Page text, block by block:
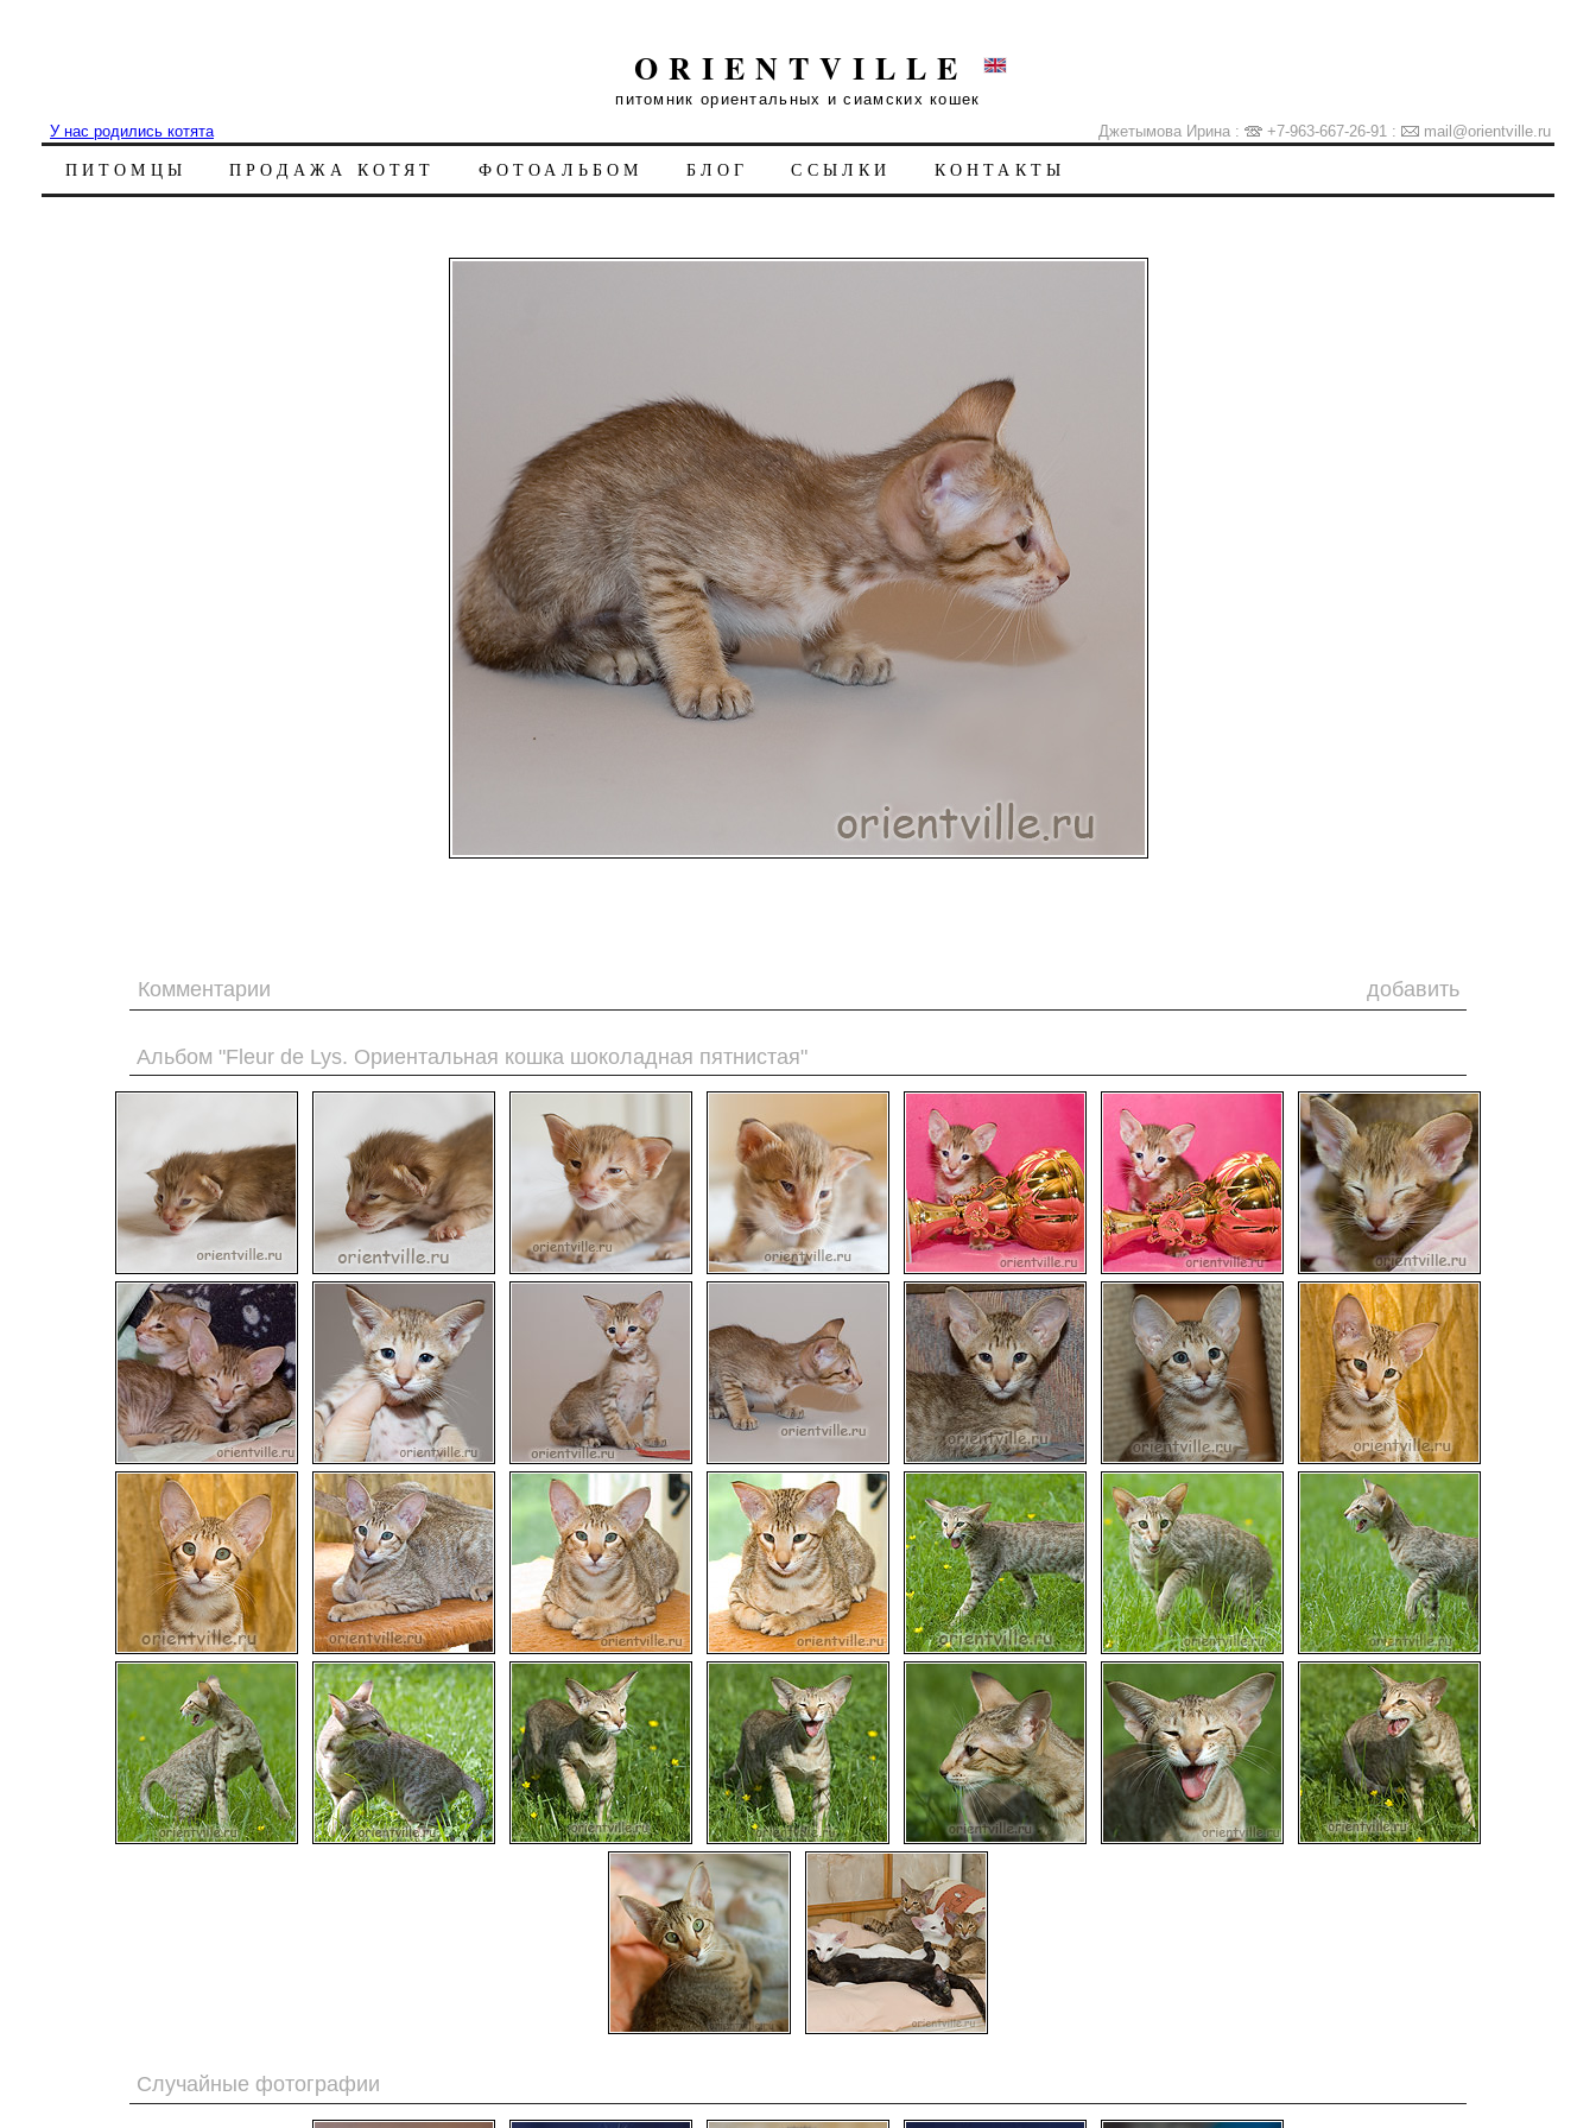
ORIENTVILLE
питомник ориентальных и сиамских кошек
У нас родились котята
Джетымова Ирина : +7-963-667-26-91 : mail@orientville.ru
ПИТОМЦЫ ПРОДАЖА КОТЯТ ФОТОАЛЬБОМ БЛОГ ССЫЛКИ КОНТАКТЫ
Комментарии добавить
Альбом "Fleur de Lys. Ориентальная кошка шоколадная пятнистая"
Случайные фотографии